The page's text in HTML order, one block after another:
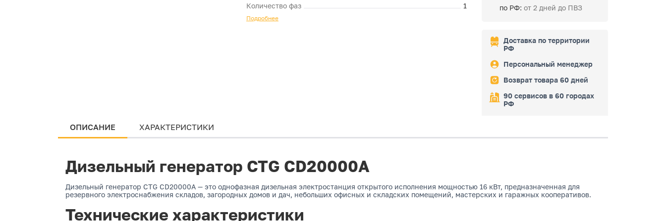
Количество фаз
1
Подробнее
по РФ: от 2 дней до ПВЗ
Доставка по территории
РФ
Персональный менеджер
Возврат товара 60 дней
90 сервисов в 60 городах
РФ
ОПИСАНИЕ ХАРАКТЕРИСТИКИ
Дизельный генератор CTG CD20000A
Дизельный генератор CTG CD20000A — это однофазная дизельная электростанция открытого исполнения мощностью 16 кВт, предназначенная для
резервного электроснабжения складов, загородных домов и дач, небольших офисных и складских помещений, мастерских и гаражных кооперативов.
Технические характеристики